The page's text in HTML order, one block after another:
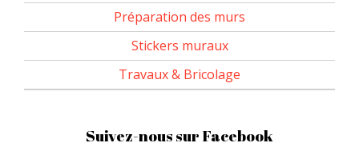
Préparation des murs
Stickers muraux
Travaux & Bricolage
Suivez-nous sur Facebook